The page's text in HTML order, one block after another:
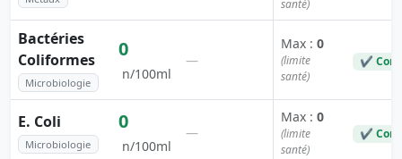
santé)
Bactéries
Coliformes
Microbiologie
0
n/100ml
—
Max : 0
(limite
santé)
✔
E. Coli
Microbiologie
0
n/100ml
—
Max : 0
(limite
santé)
✔